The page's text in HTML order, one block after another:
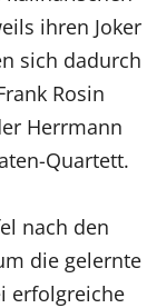
ihren Joker
sich dadurch
Rosin
Herrmann
Quartett.
nach den
die gelernte
erfolgreiche